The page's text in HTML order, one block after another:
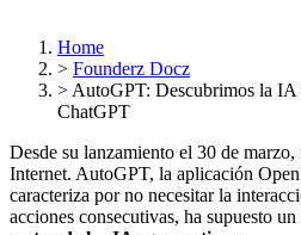
Home
> Founderz Docz
> AutoGPT: Descubrimos la IA
ChatGPT
Desde su lanzamiento el 30 de marzo,
Internet. AutoGPT, la aplicación
caracteriza por no necesitar la
acciones consecutivas, ha supuesto un